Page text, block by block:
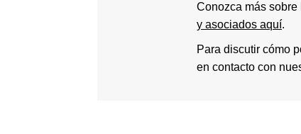
Conozca más
y asociados aquí.
Para discutir cómo
en contacto con